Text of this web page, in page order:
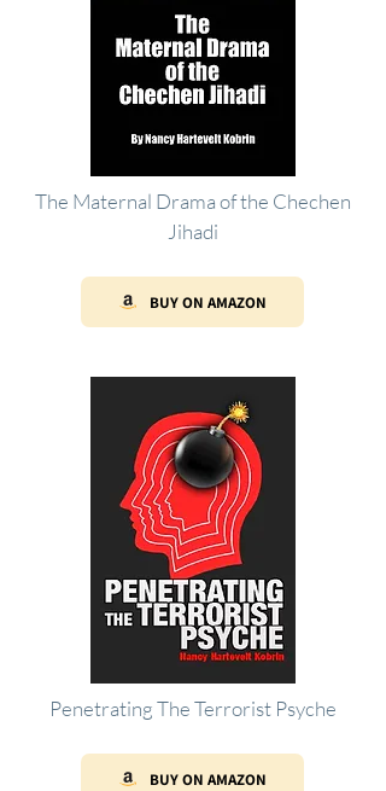
The Maternal Drama of the Chechen
Jihadi
BUY ON AMAZON
Penetrating The Terrorist Psyche
BUY ON AMAZON